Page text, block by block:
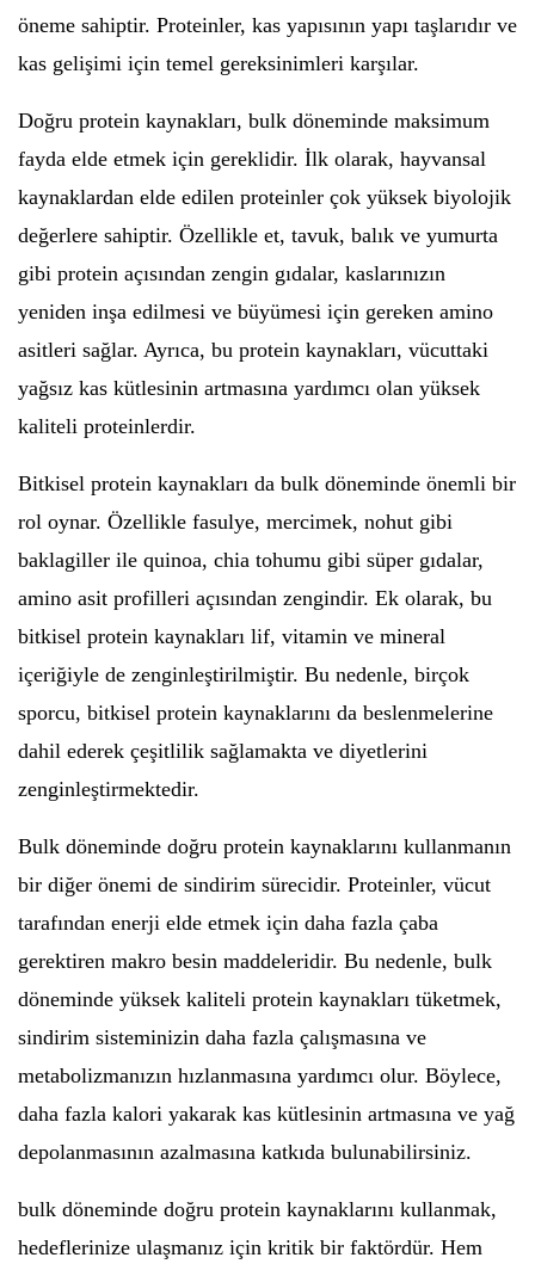
öneme sahiptir. Proteinler, kas yapısının yapı taşlarıdır ve
kas gelişimi için temel gereksinimleri karşılar.
Doğru protein kaynakları, bulk döneminde maksimum
fayda elde etmek için gereklidir. İlk olarak, hayvansal
kaynaklardan elde edilen proteinler çok yüksek biyolojik
değerlere sahiptir. Özellikle et, tavuk, balık ve yumurta
gibi protein açısından zengin gıdalar, kaslarınızın
yeniden inşa edilmesi ve büyümesi için gereken amino
asitleri sağlar. Ayrıca, bu protein kaynakları, vücuttaki
yağsız kas kütlesinin artmasına yardımcı olan yüksek
kaliteli proteinlerdir.
Bitkisel protein kaynakları da bulk döneminde önemli bir
rol oynar. Özellikle fasulye, mercimek, nohut gibi
baklagiller ile quinoa, chia tohumu gibi süper gıdalar,
amino asit profilleri açısından zengindir. Ek olarak, bu
bitkisel protein kaynakları lif, vitamin ve mineral
içeriğiyle de zenginleştirilmiştir. Bu nedenle, birçok
sporcu, bitkisel protein kaynaklarını da beslenmelerine
dahil ederek çeşitlilik sağlamakta ve diyetlerini
zenginleştirmektedir.
Bulk döneminde doğru protein kaynaklarını kullanmanın
bir diğer önemi de sindirim sürecidir. Proteinler, vücut
tarafından enerji elde etmek için daha fazla çaba
gerektiren makro besin maddeleridir. Bu nedenle, bulk
döneminde yüksek kaliteli protein kaynakları tüketmek,
sindirim sisteminizin daha fazla çalışmasına ve
metabolizmanızın hızlanmasına yardımcı olur. Böylece,
daha fazla kalori yakarak kas kütlesinin artmasına ve yağ
depolanmasının azalmasına katkıda bulunabilirsiniz.
bulk döneminde doğru protein kaynaklarını kullanmak,
hedeflerinize ulaşmanız için kritik bir faktördür. Hem